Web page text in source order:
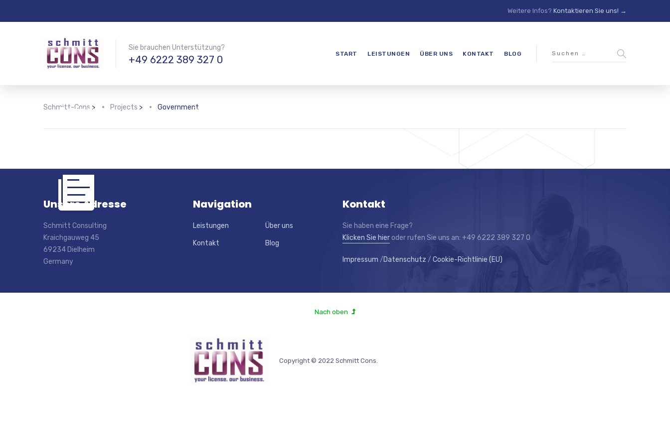
Weitere Infos? Kontaktieren Sie uns! →
Sie brauchen Unterstützung?
+49 6222 389 327 0 START LEISTUNGEN ÜBER UNS KONTAKT BLOG
Schmitt-Cons > Projects > Government
Agency
consulting to AIFS, working closely
Unsere Adresse
Schmitt Consulting
Kraichgauweg 45
69234 Dielheim
Germany
Navigation
Leistungen Über uns
Kontakt Blog
Kontakt
Sie haben eine Frage?
Klicken Sie hieroder rufen Sie uns an: +49 6222 389 327 0
Impressum /Datenschutz / Cookie-Richtlinie (EU)
Copyright © 2022 Schmitt Cons.
Nach oben